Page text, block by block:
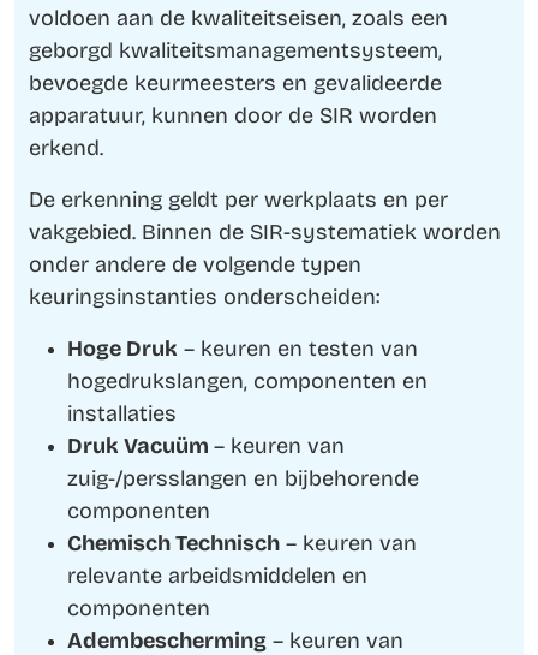
voldoen aan de kwaliteitseisen, zoals een
geborgd kwaliteitsmanagementsysteem,
bevoegde keurmeesters en gevalideerde
apparatuur, kunnen door de SIR worden
erkend.
De erkenning geldt per werkplaats en per
vakgebied. Binnen de SIR-systematiek worden
onder andere de volgende typen
keuringsinstanties onderscheiden:
Hoge Druk – keuren en testen van
hogedrukslangen, componenten en
installaties
Druk Vacuüm – keuren van
zuig-/persslangen en bijbehorende
componenten
Chemisch Technisch – keuren van
relevante arbeidsmiddelen en
componenten
Adembescherming – keuren van